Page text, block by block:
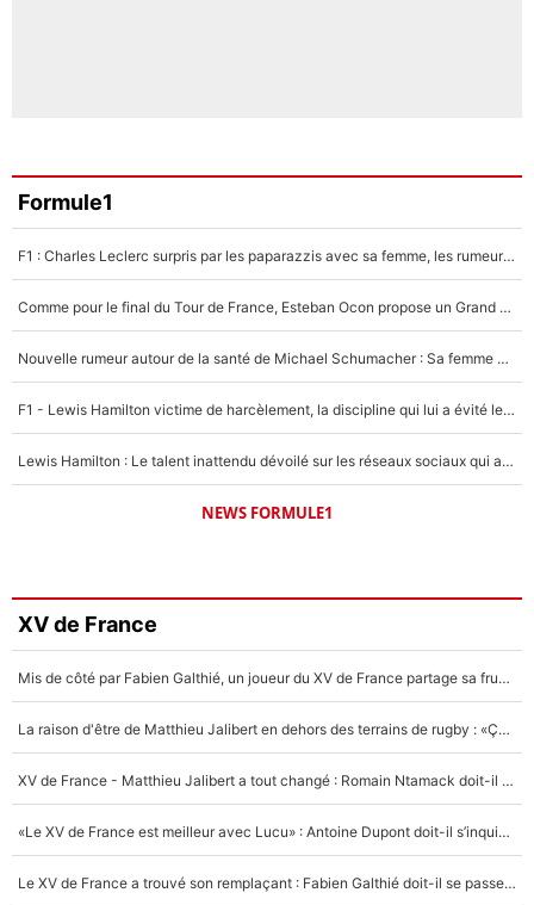
Formule1
F1 : Charles Leclerc surpris par les paparazzis avec sa femme, les rumeurs étaient vraies !
Comme pour le final du Tour de France, Esteban Ocon propose un Grand Prix de Formule 1 à Paris : «Autour de l’Arc de Triomphe, ce serait génial» !
Nouvelle rumeur autour de la santé de Michael Schumacher : Sa femme Corinna sort du silence
F1 - Lewis Hamilton victime de harcèlement, la discipline qui lui a évité le pire : «J'aurais probablement mal tourné»
Lewis Hamilton : Le talent inattendu dévoilé sur les réseaux sociaux qui a impressionné Kim Kardashian pendant leurs vacances en amoureux !
NEWS FORMULE1
XV de France
Mis de côté par Fabien Galthié, un joueur du XV de France partage sa frustration : «ils ne me l’ont pas dit tout de suite»
La raison d'être de Matthieu Jalibert en dehors des terrains de rugby : «Ça m'atteint autant que si tu touches à un membre de ma famille»
XV de France - Matthieu Jalibert a tout changé : Romain Ntamack doit-il s’inquiéter pour sa place à un an de la Coupe du monde ?
«Le XV de France est meilleur avec Lucu» : Antoine Dupont doit-il s’inquiéter pour sa place ?
Le XV de France a trouvé son remplaçant : Fabien Galthié doit-il se passer d'Antoine Dupont ?